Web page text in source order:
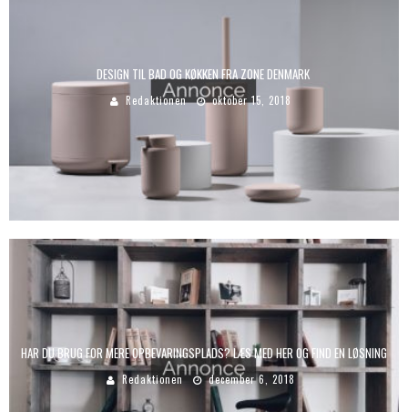
DESIGN TIL BAD OG KØKKEN FRA ZONE DENMARK
Redaktionen oktober 15, 2018
HAR DU BRUG FOR MERE OPBEVARINGSPLADS? LÆS MED HER OG FIND EN LØSNING
Redaktionen december 6, 2018